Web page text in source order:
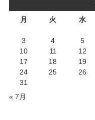
月
火 水
« 7月
3
4 5
10
11 12
17
18 19
24
25 26
31